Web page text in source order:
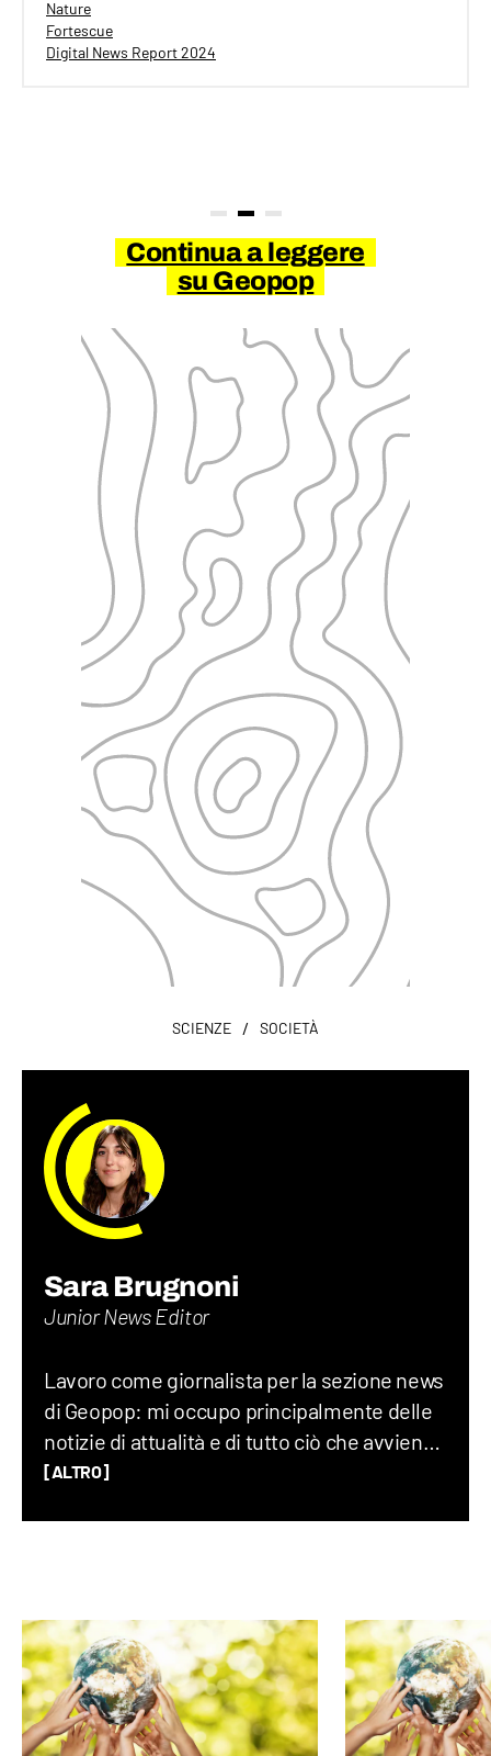
Nature
Fortescue
Digital News Report 2024
Continua a leggere
su Geopop
SCIENZE / SOCIETÀ
Sara Brugnoni
Junior News Editor
Lavoro come giornalista per la sezione news
di Geopop: mi occupo principalmente delle
notizie di attualità e di tutto ciò che avviene
sul Pianeta Terra, dalla geopolitica allo
gli eventi del mondo siano profondamente
connessi tra di loro.
[ALTRO]